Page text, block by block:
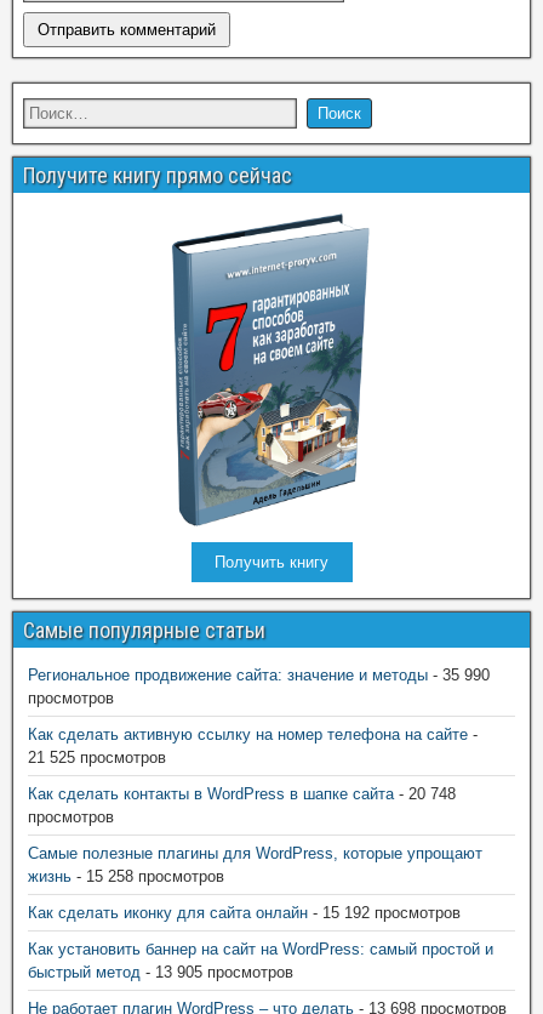
Получите книгу прямо сейчас
Получить книгу
Самые популярные статьи
Региональное продвижение сайта: значение и методы - 35 990
просмотров
Как сделать активную ссылку на номер телефона на сайте -
21 525 просмотров
Как сделать контакты в WordPress в шапке сайта- 20 748
просмотров
Самые полезные плагины для WordPress, которые упрощают
жизнь - 15 258 просмотров
Как сделать иконку для сайта онлайн - 15 192 просмотров
Как установить баннер на сайт на WordPress: самый простой и
быстрый метод - 13 905 просмотров
Не работает плагин WordPress – что делать - 13 698 просмотров